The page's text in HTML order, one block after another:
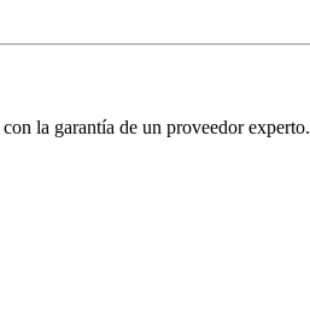
con la garantía de un proveedor experto.